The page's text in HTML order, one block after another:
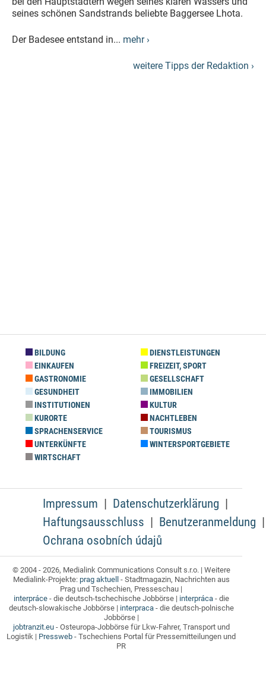
seines schönen Sandstrands beliebte Baggersee Lhota.
Der Badesee entstand in... mehr ›
weitere Tipps der Redaktion ›
BILDUNG
DIENSTLEISTUNGEN
EINKAUFEN
FREIZEIT, SPORT
GASTRONOMIE
GESELLSCHAFT
GESUNDHEIT
IMMOBILIEN
INSTITUTIONEN
KULTUR
KURORTE
NACHTLEBEN
SPRACHENSERVICE
TOURISMUS
UNTERKÜNFTE
WINTERSPORTGEBIETE
WIRTSCHAFT
Impressum
Datenschutzerklärung
Haftungsausschluss
Benutzeranmeldung
Ochrana osobních údajů
© 2004 - 2026, Medialink Communications Consult s.r.o. | Weitere
Medialink-Projekte: prag aktuell- Stadtmagazin, Nachrichten aus
Prag und Tschechien, Presseschau |
interpráce- die deutsch-tschechische Jobbörse | interpráca- die
deutsch-slowakische Jobbörse | interpraca- die deutsch-polnische
Jobbörse |
jobtranzit.eu- Osteuropa-Jobbörse für Lkw-Fahrer, Transport und
Logistik | Pressweb - Tschechiens Portal für Pressemitteilungen und
PR